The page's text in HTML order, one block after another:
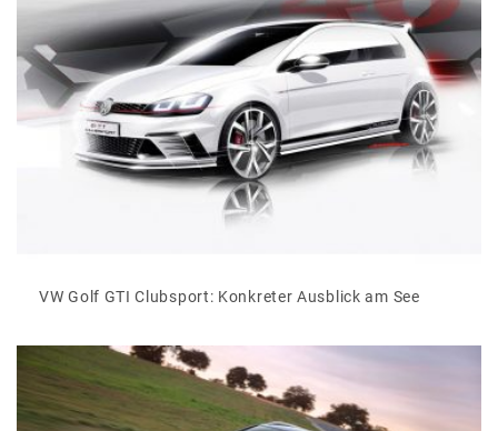
VW Golf GTI Clubsport: Konkreter Ausblick am See